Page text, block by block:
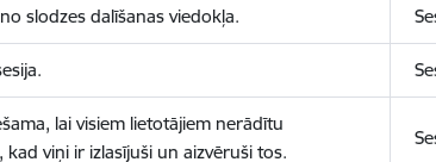
slodzes dalīšanas viedokļa.
lai visiem lietotājiem nerādītu
viņi ir izlasījuši un aizvēruši tos.